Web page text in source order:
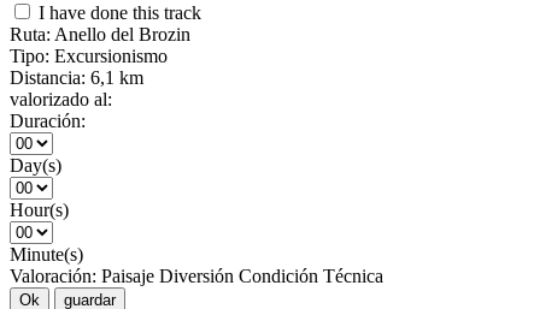
I have done this track
Ruta: Anello del Brozin
Tipo: Excursionismo
Distancia: 6,1 km
valorizado al:
Duración:
Day(s)
Hour(s)
Minute(s)
Valoración: Paisaje Diversión Condición Técnica
Ok guardar